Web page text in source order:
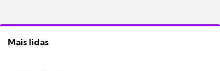
Mais lidas